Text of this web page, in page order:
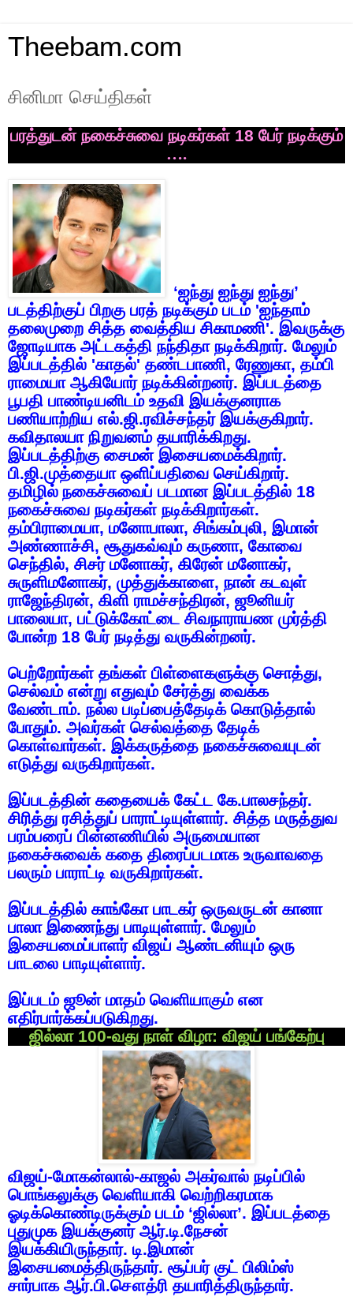
Theebam.com
சினிமா செய்திகள்
பரத்துடன் நகைச்சுவை நடிகர்கள்18 பேர் நடிக்கும்
….
‘ஐந்து ஐந்து ஐந்து’
படத்திற்குப் பிறகு பரத் நடிக்கும் படம்'ஐந்தாம்
தலைமுறை சித்த வைத்திய சிகாமணி'. இவருக்கு
ஜோடியாக அட்டகத்தி நந்திதா நடிக்கிறார். மேலும்
இப்படத்தில் 'காதல்' தண்டபாணி, ரேணுகா, தம்பி
ராமையா ஆகியோர் நடிக்கின்றனர். இப்படத்தை
பூபதி பாண்டியனிடம் உதவி இயக்குனராக
பணியாற்றிய எல்.ஜி.ரவிச்சந்தர் இயக்குகிறார்.
கவிதாலயா நிறுவனம் தயாரிக்கிறது.
இப்படத்திற்கு சைமன் இசையமைக்கிறார்.
பி.ஜி.முத்தையா ஒளிப்பதிவை செய்கிறார்.
தமிழில் நகைச்சுவைப் படமான இப்படத்தில் 18
நகைச்சுவை நடிகர்கள் நடிக்கிறார்கள்.
தம்பிராமையா, மனோபாலா, சிங்கம்புலி, இமான்
அண்ணாச்சி, சூதுகவ்வும் கருணா, கோவை
செந்தில், சிசர் மனோகர், கிரேன் மனோகர்,
சுருளிமனோகர், முத்துக்காளை, நான் கடவுள்
ராஜேந்திரன், கிளி ராமச்சந்திரன், ஜூனியர்
பாலையா, பட்டுக்கோட்டை சிவநாராயண முர்த்தி
போன்ற 18 பேர் நடித்து வருகின்றனர்.
பெற்றோர்கள் தங்கள் பிள்ளைகளுக்கு சொத்து,
செல்வம் என்று எதுவும் சேர்த்து வைக்க
வேண்டாம். நல்ல படிப்பைத்தேடிக் கொடுத்தால்
போதும். அவர்கள் செல்வத்தை தேடிக்
கொள்வார்கள். இக்கருத்தை நகைச்சுவையுடன்
எடுத்து வருகிறார்கள்.
இப்படத்தின் கதையைக் கேட்ட கே.பாலசந்தர்.
சிரித்து ரசித்துப் பாராட்டியுள்ளார். சித்த மருத்துவ
பரம்பரைப் பின்னணியில் அருமையான
நகைச்சுவைக் கதை திரைப்படமாக உருவாவதை
பலரும் பாராட்டி வருகிறார்கள்.
இப்படத்தில் காங்கோ பாடகர் ஒருவருடன் கானா
பாலா இணைந்து பாடியுள்ளார். மேலும்
இசையமைப்பாளர் விஜய் ஆண்டனியும் ஒரு
பாடலை பாடியுள்ளார்.
இப்படம் ஜூன் மாதம் வெளியாகும் என
எதிர்பார்க்கப்படுகிறது.
ஜில்லா100-வது நாள் விழா: விஜய் பங்கேற்பு
விஜய்-மோகன்லால்-காஜல் அகர்வால் நடிப்பில்
பொங்கலுக்கு வெளியாகி வெற்றிகரமாக
ஓடிக்கொண்டிருக்கும் படம்‘ஜில்லா’. இப்படத்தை
புதுமுக இயக்குனர் ஆர்.டி.நேசன்
இயக்கியிருந்தார். டி.இமான்
இசையமைத்திருந்தார். சூப்பர் குட் பிலிம்ஸ்
சார்பாக ஆர்.பி.சௌத்ரி தயாரித்திருந்தார்.